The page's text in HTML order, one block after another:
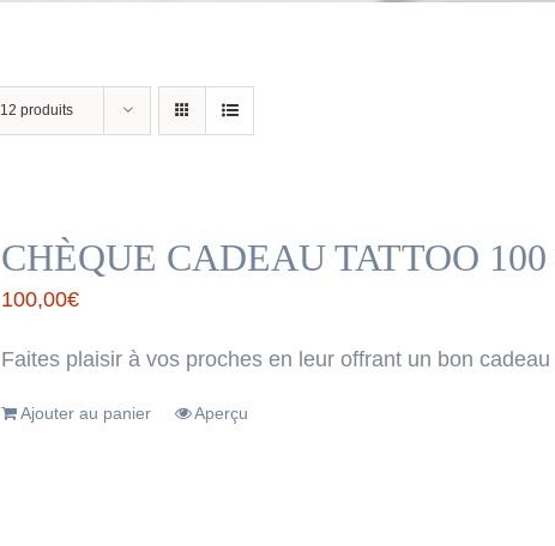
12 produits
CHÈQUE CADEAU TATTOO 100
100,00€
Faites plaisir à vos proches en leur offrant un bon
Ajouter au panier Aperçu